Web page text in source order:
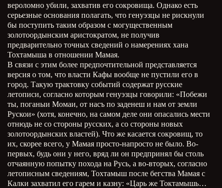
вероломно убили, захватив его сокровища. Однако есть
серьезные основания полагать, что генуэзцы не рискнули
бы поступить таким образом с могущественным
золотоордынским аристократом, не получив
предварительно точных сведений о намерениях хана
Тохтамыша в отношении Мамая.
В связи с этим более предпочтительной представляется
версия о том, что власти Кафы вообще не пустили его в
город. Такую трактовку событий содержат русские
летописи, согласно которым генуэзцы говорили: «Побежи
ты, поганыи Момаи, от насъ по заденеш и нам от земли
Рускои» (хотя, конечно, на самом деле они опасались мести
отнюдь не со стороны русских, а со стороны новых
золотоордынских властей). Что же касается сокровищ, то
их, скорее всего, у Мамая просто-напросто не было. Во-
первых, будь они у него, вряд ли он предпринял бы столь
отчаянную попытку похода на Русь, а во-вторых, согласно
летописным сведениям, Тохтамыш после бегства Мамая с
Калки захватил его гарем и казну: «Царь же Токтамышь…